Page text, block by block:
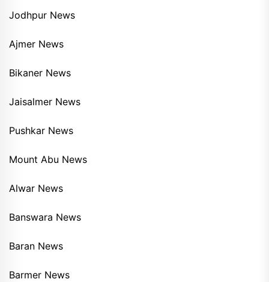
Jodhpur News
Ajmer News
Bikaner News
Jaisalmer News
Pushkar News
Mount Abu News
Alwar News
Banswara News
Baran News
Barmer News